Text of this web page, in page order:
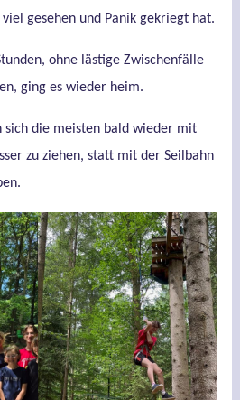
gesehen und Panik gekriegt hat.
ohne lästige Zwischenfälle
ging es wieder heim.
sich die meisten bald wieder mit
zu ziehen, statt mit der Seilbahn